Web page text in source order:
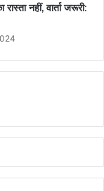
रास्ता नहीं, वार्ता जरूरी: